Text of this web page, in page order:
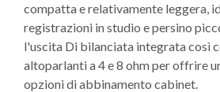
compatta e relativamente leggera,
registrazioni in studio e persino
l'uscita Di bilanciata integrata così
altoparlanti a 4 e 8 ohm per offrire
opzioni di abbinamento cabinet.